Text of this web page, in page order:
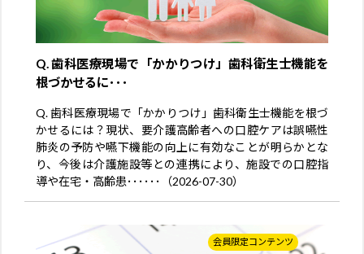
Q. 歯科医療現場で「かかりつけ」歯科衛生士機能を
根づかせるに･･･
Q. 歯科医療現場で「かかりつけ」歯科衛生士機能を根づ
かせるには？現状、要介護高齢者への口腔ケアは誤嚥性
肺炎の予防や嚥下機能の向上に有効なことが明らかとな
り、今後は介護施設等との連携により、施設での口腔指
導や在宅・高齢患･･････（2026-07-30）
会員限定コンテンツ